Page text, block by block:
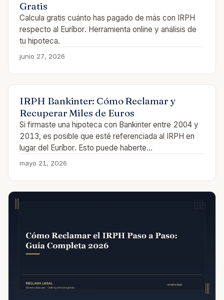
Gratis
Calcula gratis cuánto has pagado de más con IRPH
respecto al Euríbor. Herramienta online y análisis de
tu hipoteca.
junio 27, 2026
IRPH Bankinter: Cómo Reclamar y
Recuperar Miles de Euros
Si firmaste una hipoteca con Bankinter entre 2004 y
2013, es posible que esté referenciada al IRPH en
lugar del Euríbor. Esto puede haberte…
mayo 21, 2026